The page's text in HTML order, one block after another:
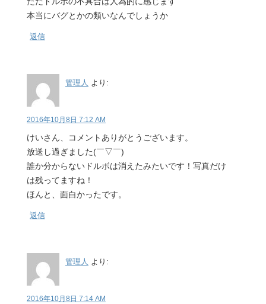
本当にバグとかの類いなんでしょうか
返信
管理人 より:
2016年10月8日 7:12 AM
けいさん、コメントありがとうございます。
放送し過ぎました(￣▽￣)
誰か分からないドルボは消えたみたいです！写真だけ
は残ってますね！
ほんと、面白かったです。
返信
管理人 より:
2016年10月8日 7:14 AM